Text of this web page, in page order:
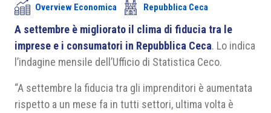
Progetti
Area riservata
Overview Economica Repubblica Ceca
A settembre è migliorato il clima di fiducia tra le
imprese e i consumatori in Repubblica Ceca. Lo indica
l’indagine mensile dell’Ufficio di Statistica Ceco.
“A settembre la fiducia tra gli imprenditori è aumentata
rispetto a un mese fa in tutti settori, ultima volta è